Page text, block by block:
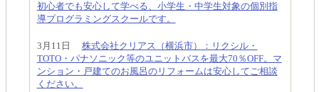
初心者でも安心して学べる、小学生・中学生対象の個別指
導プログラミングスクールです。
3月11日 株式会社クリアス（横浜市）：リクシル・
TOTO・パナソニック等のユニットバスを最大70％OFF。マ
ンション・戸建てのお風呂のリフォームは安心してご相談
ください。